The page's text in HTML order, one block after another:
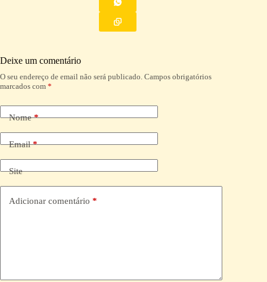
Deixe um comentário
O seu endereço de email não será publicado. Campos obrigatórios
marcados com *
Nome*
Email*
Site
Adicionar comentário *
A
l
r
n
a
v
e